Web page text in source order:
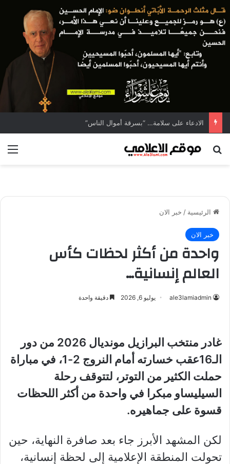
الادعاء على سلامة… “بسرقة أموال الناس”
بحث عن
الرئيسية / خبر الان
خبر الان
واحدة من أكثر لحظات كأس
العالم إنسانية…
ale3lamiadmin يوليو 6, 2026 دقيقة واحدة
غادر منتخب البرازيل مونديال 2026 من دور
الـ16عقب خسارته أمام النروج 2-1، في مباراة
حملت الكثير من التوتر، لتتوقف رحلة
السيليساو مبكرا في واحدة من أكثر اللحظات
قسوة على جماهيره.
لكن المشهد الأبرز جاء بعد صافرة النهاية، حين
تحولت المنطقة الإعلامية إلى لحظة إنسانية،